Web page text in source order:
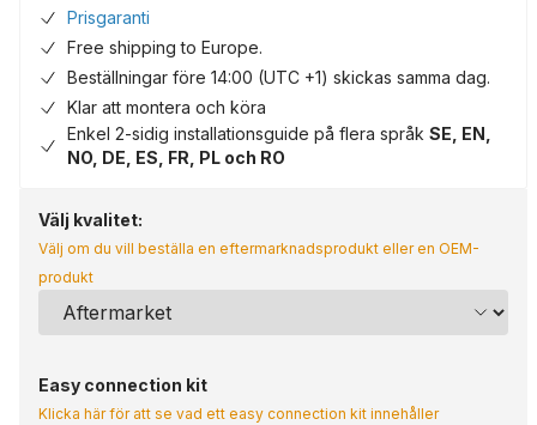
Prisgaranti
Free shipping to Europe.
Beställningar före 14:00 (UTC +1) skickas samma dag.
Klar att montera och köra
Enkel 2-sidig installationsguide på flera språk SE, EN,
NO, DE, ES, FR, PL och RO
Välj kvalitet:
Välj om du vill beställa en eftermarknadsprodukt eller en OEM-
produkt
Easy connection kit
Klicka här för att se vad ett easy connection kit innehåller